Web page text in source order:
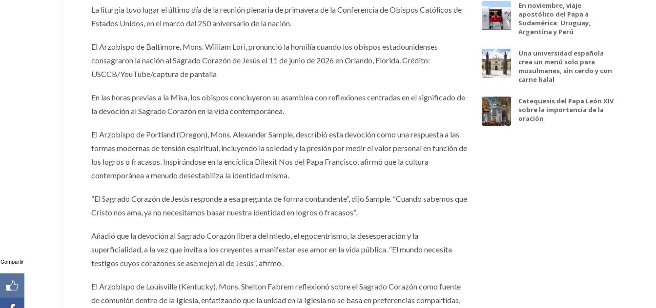
La liturgia tuvo lugar el último día de la reunión plenaria de primavera de la Conferencia de Obispos Católicos de
Estados Unidos, en el marco del 250 aniversario de la nación.
El Arzobispo de Baltimore, Mons. William Lori, pronunció la homilía cuando los obispos estadounidenses
consagraron la nación al Sagrado Corazón de Jesús el 11 de junio de 2026 en Orlando, Florida. Crédito:
USCCB/YouTube/captura de pantalla
En las horas previas a la Misa, los obispos concluyeron su asamblea con reflexiones centradas en el significado de
la devoción al Sagrado Corazón en la vida contemporánea.
El Arzobispo de Portland (Oregon), Mons. Alexander Sample, describió esta devoción como una respuesta a las
formas modernas de tensión espiritual, incluyendo la soledad y la presión por medir el valor personal en función de
los logros o fracasos. Inspirándose en la encíclica Dilexit Nos del Papa Francisco, afirmó que la cultura
contemporánea a menudo desestabiliza la identidad misma.
“El Sagrado Corazón de Jesús responde a esa pregunta de forma contundente”, dijo Sample. “Cuando sabemos que
Cristo nos ama, ya no necesitamos basar nuestra identidad en logros o fracasos”.
Añadió que la devoción al Sagrado Corazón libera del miedo, el egocentrismo, la desesperación y la
superficialidad, a la vez que invita a los creyentes a manifestar ese amor en la vida pública. “El mundo necesita
testigos cuyos corazones se asemejen al de Jesús”, afirmó.
El Arzobispo de Louisville (Kentucky), Mons. Shelton Fabrem reflexionó sobre el Sagrado Corazón como fuente
de comunión dentro de la Iglesia, enfatizando que la unidad en la Iglesia no se basa en preferencias compartidas,
En noviembre, viaje
apostólico del Papa a
Sudamérica: Uruguay,
Argentina y Perú
Una universidad española
crea un menú solo para
musulmanes, sin cerdo y con
carne halal
Catequesis del Papa León XIV
sobre la importancia de la
oración
Compartir